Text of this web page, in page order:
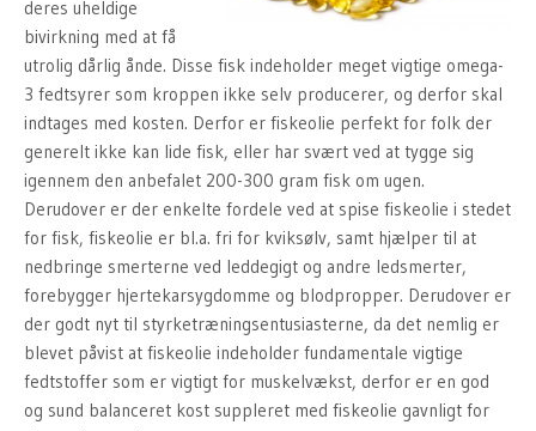
deres uheldige
bivirkning med at få
utrolig dårlig ånde. Disse fisk indeholder meget vigtige omega-
3 fedtsyrer som kroppen ikke selv producerer, og derfor skal
indtages med kosten. Derfor er fiskeolie perfekt for folk der
generelt ikke kan lide fisk, eller har svært ved at tygge sig
igennem den anbefalet 200-300 gram fisk om ugen.
Derudover er der enkelte fordele ved at spise fiskeolie i stedet
for fisk, fiskeolie er bl.a. fri for kviksølv, samt hjælper til at
nedbringe smerterne ved leddegigt og andre ledsmerter,
forebygger hjertekarsygdomme og blodpropper. Derudover er
der godt nyt til styrketræningsentusiasterne, da det nemlig er
blevet påvist at fiskeolie indeholder fundamentale vigtige
fedtstoffer som er vigtigt for muskelvækst, derfor er en god
og sund balanceret kost suppleret med fiskeolie gavnligt for